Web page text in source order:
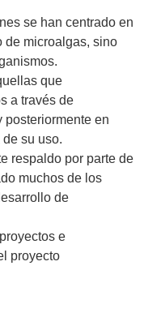
se han centrado en
de microalgas, sino
que
a través de
posteriormente en
su uso.
respaldo por parte de
muchos de los
de
e
proyecto